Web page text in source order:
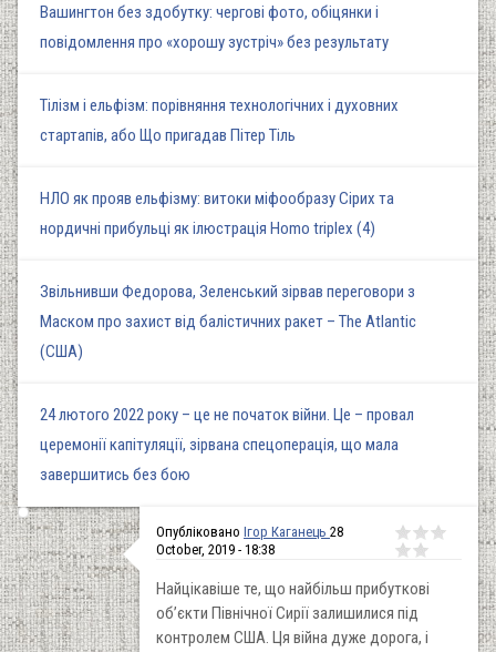
Вашингтон без здобутку: чергові фото, обіцянки і
повідомлення про «хорошу зустріч» без результату
Тілізм і ельфізм: порівняння технологічних і духовних
стартапів, або Що пригадав Пітер Тіль
НЛО як прояв ельфізму: витоки міфообразу Сірих та
нордичні прибульці як ілюстрація Homo triplex (4)
Звільнивши Федорова, Зеленський зірвав переговори з
Маском про захист від балістичних ракет – The Atlantic
(США)
24 лютого 2022 року – це не початок війни. Це – провал
церемонії капітуляції, зірвана спецоперація, що мала
завершитись без бою
Опубліковано Ігор Каганець 28
October, 2019 - 18:38
Найцікавіше те, що найбільш прибуткові
об’єкти Північної Сирії залишилися під
контролем США. Ця війна дуже дорога, і